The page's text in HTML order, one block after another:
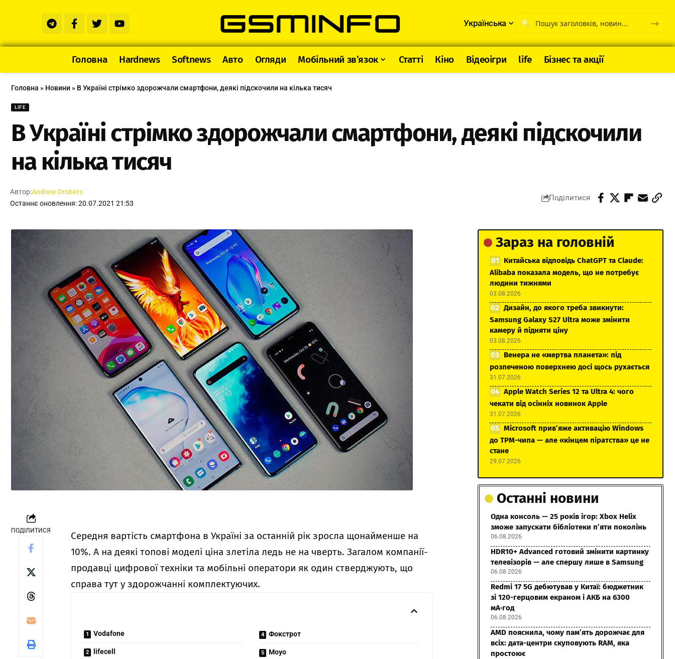
Українська
Головна Hardnews Softnews Авто Огляди Мобільний зв’язок Статті Кіно Відеоігри life Бізнес та акції
Головна » Новини» В Україні стрімко здорожчали смартфони, деякі підскочили на кілька тисяч
LIFE
В Україні стрімко здорожчали смартфони, деякі підскочили
на кілька тисяч
Останнє оновлення: 20.07.2021 21:53
Автор:Andrew Orobets
Поділитися
ПОДІЛИТИСЯ
Середня вартість смартфона в Україні за останній рік зросла щонайменше на
10%. А на деякі топові моделі ціна злетіла ледь не на чверть. Загалом компанії-
продавці цифрової техніки та мобільні оператори як один стверджують, що
справа тут у здорожчанні комплектуючих.
Vodafone
lifecell
Фокстрот
Moyo
Зараз на головній
Китайська відповідь ChatGPT та Claude:
Alibaba показала модель, що не потребує
людини тижнями
03.08.2026
Дизайн, до якого треба звикнути:
Samsung Galaxy S27 Ultra може змінити
камеру й підняти ціну
03.08.2026
Венера не «мертва планета»: під
розпеченою поверхнею досі щось рухається
31.07.2026
Apple Watch Series 12 та Ultra 4: чого
чекати від осінніх новинок Apple
31.07.2026
Microsoft прив’яже активацію Windows
до TPM-чипа — але «кінцем піратства» це не
стане
29.07.2026
Останні новини
Одна консоль — 25 років ігор: Xbox Helix
зможе запускати бібліотеки п’яти поколінь
06.08.2026
HDR10+ Advanced готовий змінити картинку
телевізорів — але спершу лише в Samsung
06.08.2026
Redmi 17 5G дебютував у Китаї: бюджетник
зі 120-герцовим екраном і АКБ на 6300
мА·год
06.08.2026
AMD пояснила, чому пам’ять дорожчає для
всіх: дата-центри скуповують RAM, яка
простоює